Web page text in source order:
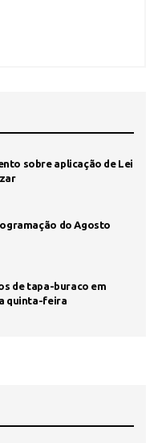
sobre aplicação de Lei
do Agosto
de tapa-buraco em
quinta-feira